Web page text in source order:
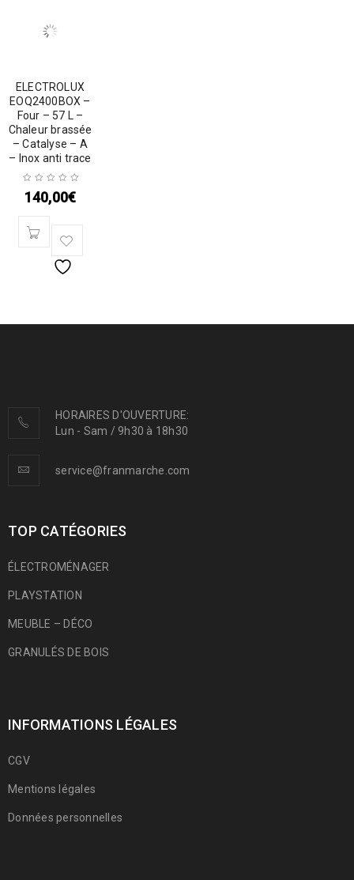
ELECTROLUX
EOQ2400BOX –
Four – 57 L –
Chaleur brassée
– Catalyse – A
– Inox anti trace
140,00€
HORAIRES D'OUVERTURE:
Lun - Sam / 9h30 à 18h30
service@franmarche.com
TOP CATÉGORIES
ÉLECTROMÉNAGER
PLAYSTATION
MEUBLE – DÉCO
GRANULÉS DE BOIS
INFORMATIONS LÉGALES
CGV
Mentions légales
Données personnelles